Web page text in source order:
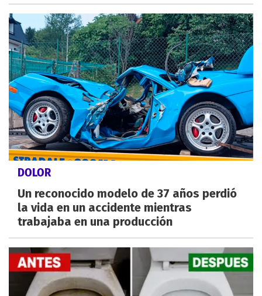
DOLOR
Un reconocido modelo de 37 años perdió
la vida en un accidente mientras
trabajaba en una producción